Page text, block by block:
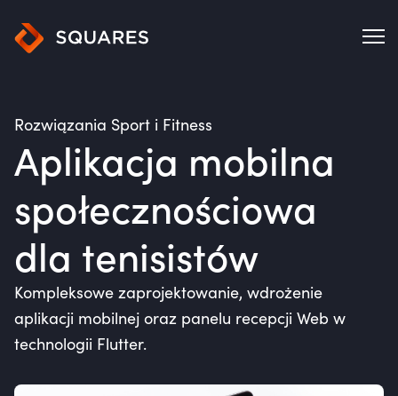
Rozwiązania Sport i Fitness
Aplikacja mobilna
społecznościowa
dla tenisistów
Kompleksowe zaprojektowanie, wdrożenie
aplikacji mobilnej oraz panelu recepcji Web w
technologii Flutter.